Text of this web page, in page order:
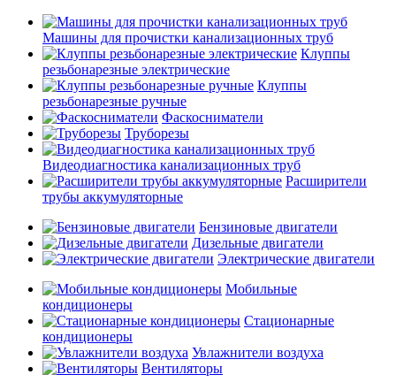
Машины для прочистки канализационных труб
Клуппы
резьбонарезные электрические
Клуппы
резьбонарезные ручные
Фаскосниматели
Труборезы
Видеодиагностика канализационных труб
Расширители
трубы аккумуляторные
Бензиновые двигатели
Дизельные двигатели
Электрические двигатели
Мобильные
кондиционеры
Стационарные
кондиционеры
Увлажнители воздуха
Вентиляторы